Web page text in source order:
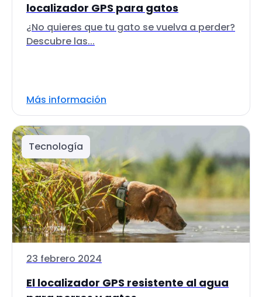
localizador GPS para gatos
¿No quieres que tu gato se vuelva a perder?
Descubre las...
Más información
Tecnología
23 febrero 2024
El localizador GPS resistente al agua